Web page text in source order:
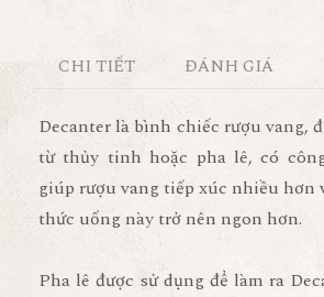
CHI TIẾT ĐÁNH GIÁ
Decanter là bình chiếc rượu vang,
từ thủy tinh hoặc pha lê, có
giúp rượu vang tiếp xúc nhiều hơn
thức uống này trở nên ngon hơn.
Pha lê được sử dụng để làm ra